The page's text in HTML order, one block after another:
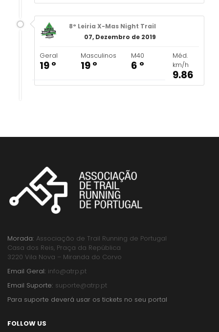
8° Leiria X-Mas Night Trail
07, Dezembro de 2019
Geral
19 º
Masculinos
19 º
M40
6 º
Méd.
km/h
9.86
Morada: Associação de Trail Running de Portugal
Casa dos Reis, Praça da República
3220 Vila Nova – Miranda do Corvo
Email Geral: info@atrp.pt
Email Suporte: suporte@atrp.pt
Para suporte deverá usar os tickets no seu portal
FOLLOW US